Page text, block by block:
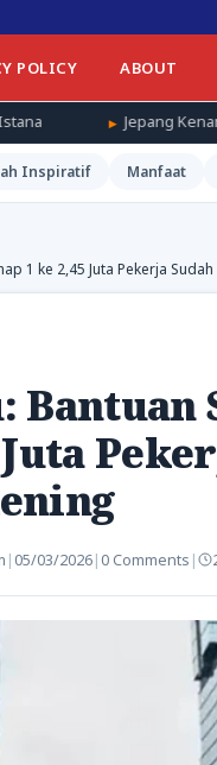
POLICY ABOUT
Tragedi Hiroshima,
Inspiratif Manfaat
1 ke 2,45 Juta Pekerja
Bantuan
| 05/03/2026| 0 Comments |